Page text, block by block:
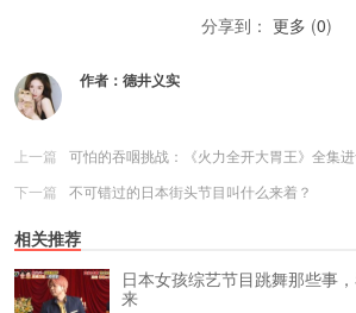
分享到： 更多 (0)
作者： 德井义实
上一篇
可怕的吞咽挑战：《火力全开大胃王》全集
下一篇
不可错过的日本街头节目叫什么来着？
相关推荐
日本女孩综艺节目跳舞那些事
来